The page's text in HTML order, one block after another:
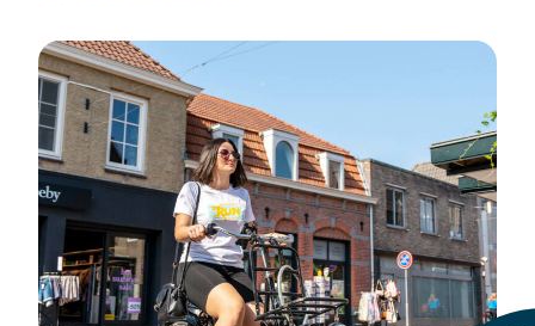
Sună-ne
Trimite-ne un e-mail